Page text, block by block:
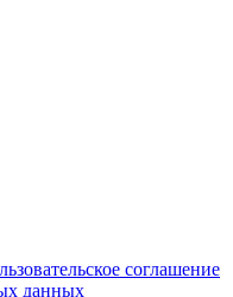
соглашение
данных